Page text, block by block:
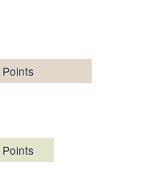
Points
Points